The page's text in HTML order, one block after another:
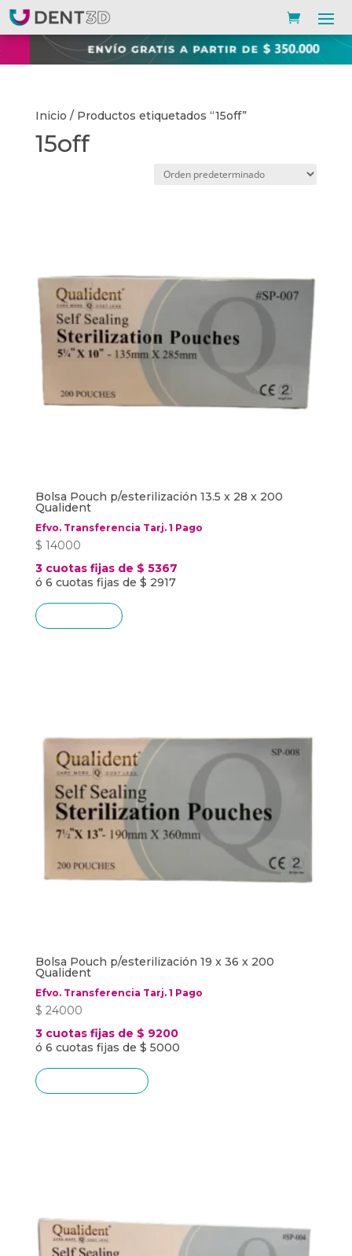
Inicio / Productos etiquetados “15off”
15off
Bolsa Pouch p/esterilización 13.5 x 28 x 200
Qualident
Efvo. Transferencia Tarj. 1 Pago
$ 14000
3 cuotas fijas de $ 5367
ó 6 cuotas fijas de $ 2917
Bolsa Pouch p/esterilización 19 x 36 x 200
Qualident
Efvo. Transferencia Tarj. 1 Pago
$ 24000
3 cuotas fijas de $ 9200
ó 6 cuotas fijas de $ 5000